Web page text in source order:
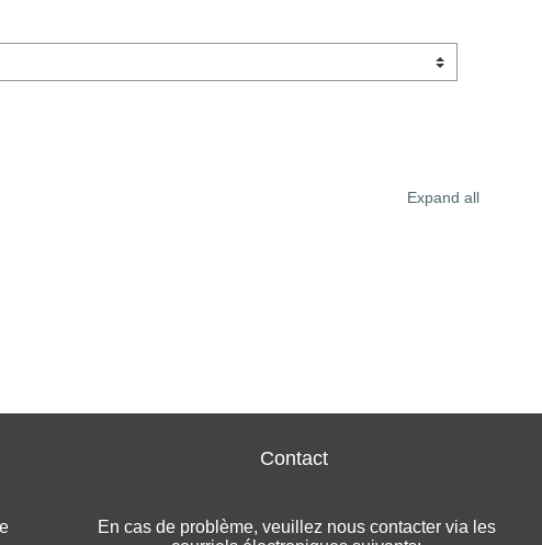
Expand all
Contact
En cas de problème, veuillez nous contacter via les